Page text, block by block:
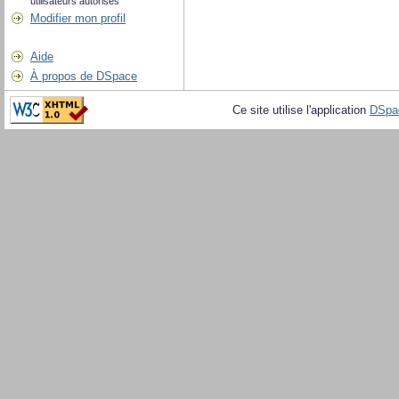
Modifier mon profil
Aide
À propos de DSpace
Ce site utilise l'application